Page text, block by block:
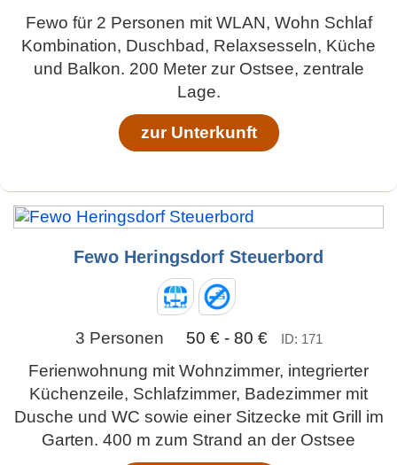
Fewo für 2 Personen mit WLAN, Wohn Schlaf
Kombination, Duschbad, Relaxsesseln, Küche
und Balkon. 200 Meter zur Ostsee, zentrale
Lage.
zur Unterkunft
Fewo Heringsdorf Steuerbord
3 Personen 50 € - 80 € ID: 171
Ferienwohnung mit Wohnzimmer, integrierter
Küchenzeile, Schlafzimmer, Badezimmer mit
Dusche und WC sowie einer Sitzecke mit Grill im
Garten. 400 m zum Strand an der Ostsee